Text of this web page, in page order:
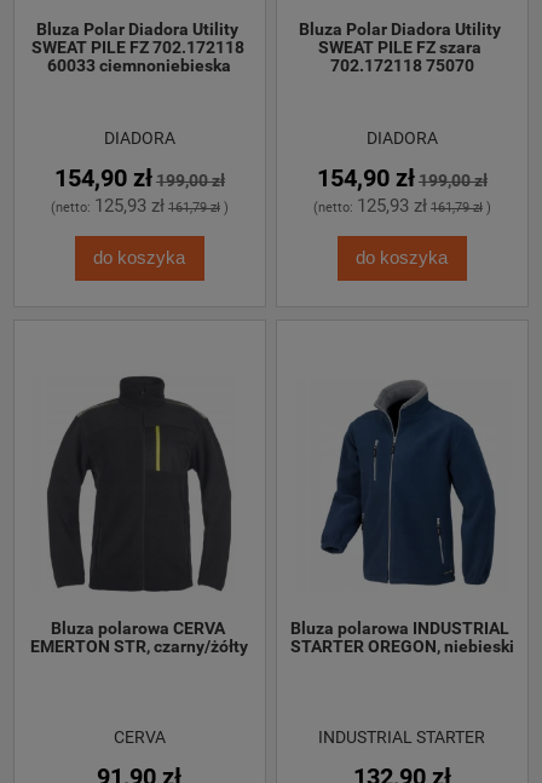
Bluza Polar Diadora Utility
SWEAT PILE FZ 702.172118
60033 ciemnoniebieska
DIADORA
154,90 zł199,00 zł
(netto: 125,93 zł 161,79 zł)
do koszyka
Bluza Polar Diadora Utility
SWEAT PILE FZ szara
702.172118 75070
DIADORA
154,90 zł199,00 zł
(netto: 125,93 zł 161,79 zł)
do koszyka
Bluza polarowa CERVA
EMERTON STR, czarny/żółty
CERVA
91,90 zł
Bluza polarowa INDUSTRIAL
STARTER OREGON, niebieski
INDUSTRIAL STARTER
132,90 zł